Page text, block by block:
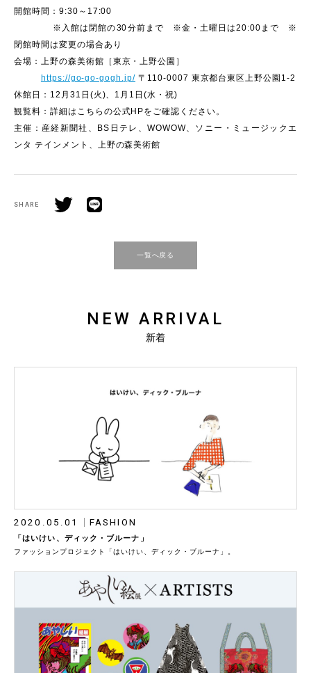
開館時間：9:30～17:00
※入館は閉館の30分前まで ※金・土曜日は20:00まで ※
閉館時間は変更の場合あり
会場：上野の森美術館［東京・上野公園］
https://go-go-gogh.jp/ 〒110-0007 東京都台東区上野公園1-2
休館日：12月31日(火)、1月1日(水・祝)
観覧料：詳細はこちらの公式HPをご確認ください。
主催：産経新聞社、BS日テレ、WOWOW、ソニー・ミュージックエ
ンタ テインメント、上野の森美術館
SHARE
一覧へ戻る
NEW ARRIVAL
新着
2020.05.01 FASHION
「はいけい、ディック・ブルーナ」
ファッションプロジェクト「はいけい、ディック・ブルーナ」。